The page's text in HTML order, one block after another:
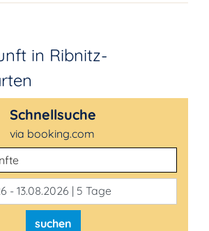
in Ribnitz-
Schnellsuche
via booking.com
- 13.08.2026 | 5 Tage
suchen